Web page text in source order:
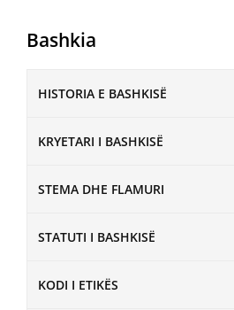
Bashkia
HISTORIA E BASHKISË
KRYETARI I BASHKISË
STEMA DHE FLAMURI
STATUTI I BASHKISË
KODI I ETIKËS